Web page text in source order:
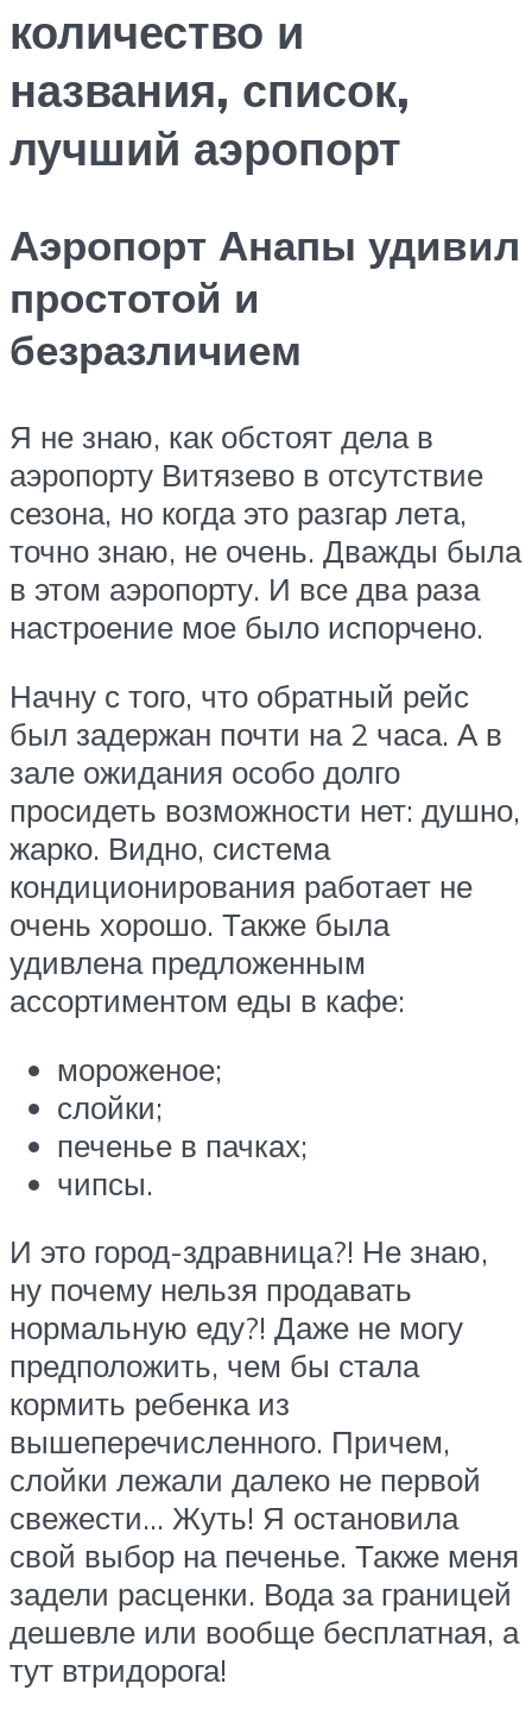
количество и
названия, список,
лучший аэропорт
Аэропорт Анапы удивил
простотой и
безразличием
Я не знаю, как обстоят дела в
аэропорту Витязево в отсутствие
сезона, но когда это разгар лета,
точно знаю, не очень. Дважды была
в этом аэропорту. И все два раза
настроение мое было испорчено.
Начну с того, что обратный рейс
был задержан почти на 2 часа. А в
зале ожидания особо долго
просидеть возможности нет: душно,
жарко. Видно, система
кондиционирования работает не
очень хорошо. Также была
удивлена предложенным
ассортиментом еды в кафе:
мороженое;
слойки;
печенье в пачках;
чипсы.
И это город-здравница?! Не знаю,
ну почему нельзя продавать
нормальную еду?! Даже не могу
предположить, чем бы стала
кормить ребенка из
вышеперечисленного. Причем,
слойки лежали далеко не первой
свежести… Жуть! Я остановила
свой выбор на печенье. Также меня
задели расценки. Вода за границей
дешевле или вообще бесплатная, а
тут втридорога!